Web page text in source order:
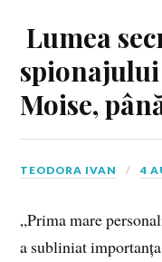
Lumea
Moise,
TEODORA IVAN 4
„Prima mare
a subliniat